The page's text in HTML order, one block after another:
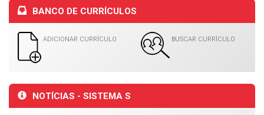
BANCO DE CURRÍCULOS
ADICIONAR CURRÍCULO BUSCAR CURRÍCULO
NOTÍCIAS - SISTEMA S